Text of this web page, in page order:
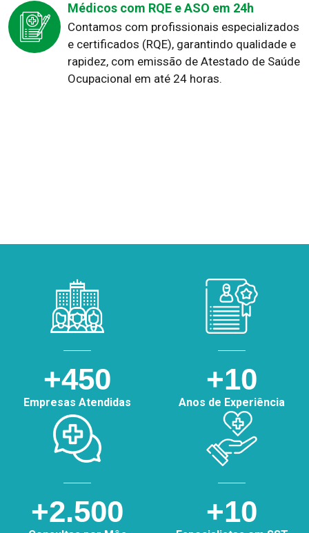
Médicos com RQE e ASO em 24h
Contamos com profissionais especializados
e certificados (RQE), garantindo qualidade e
rapidez, com emissão de Atestado de Saúde
Ocupacional em até 24 horas.
+450
Empresas Atendidas
+10
Anos de Experiência
+2.500 +10